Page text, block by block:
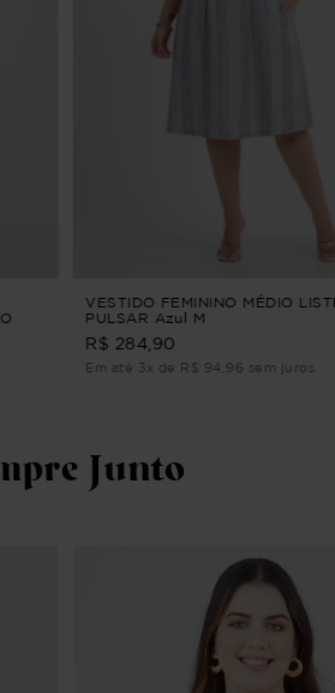
VESTIDO FEMININO MÉDIO
PULSAR Azul M
R$ 284,90
Em até 3x de R$ 94,96 sem juros
Junto